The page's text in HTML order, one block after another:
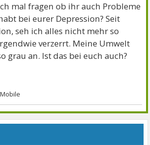
mal fragen ob ihr auch Probleme
bei eurer Depression? Seit
seh ich alles nicht mehr so
verzerrt. Meine Umwelt
grau an. Ist das bei euch auch?